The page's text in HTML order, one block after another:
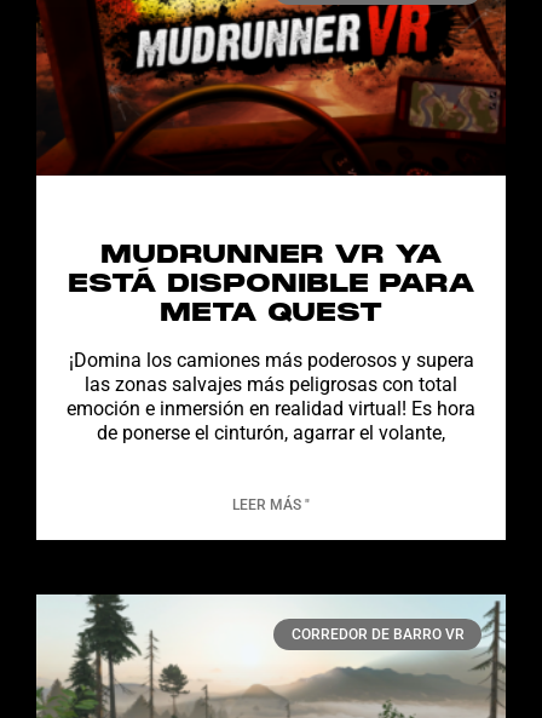
MUDRUNNER VR YA
ESTÁ DISPONIBLE PARA
META QUEST
¡Domina los camiones más poderosos y supera
las zonas salvajes más peligrosas con total
emoción e inmersión en realidad virtual! Es hora
de ponerse el cinturón, agarrar el volante,
LEER MÁS "
CORREDOR DE BARRO VR